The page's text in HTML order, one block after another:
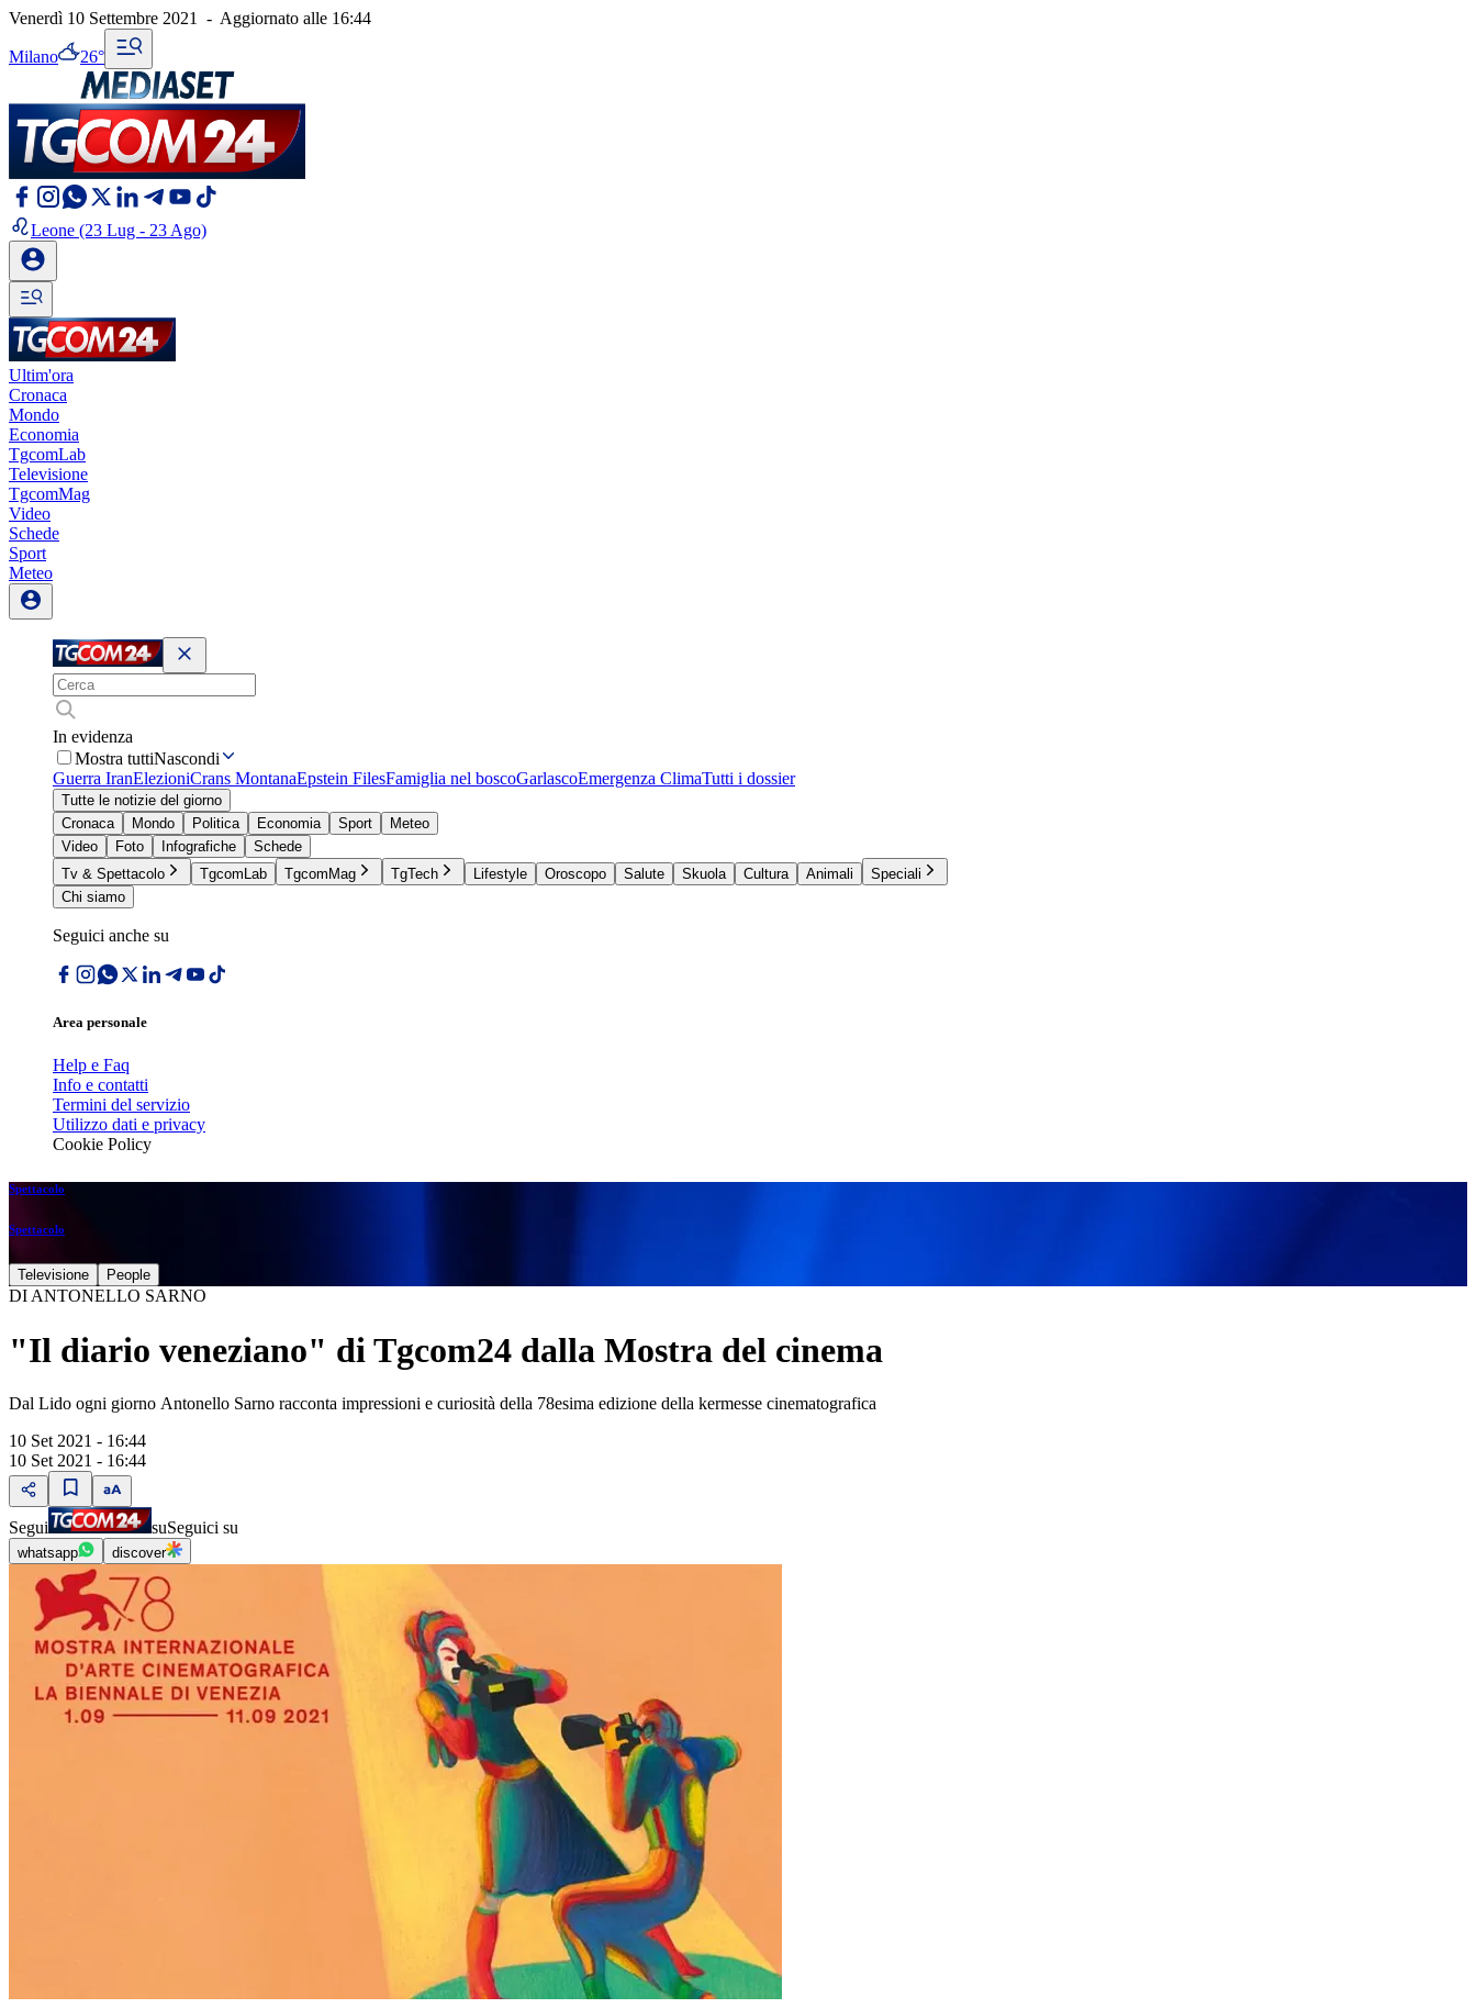
Venerdì 10 Settembre 2021 - Aggiornato alle 16:44
Milano 26°
Leone (23 Lug - 23 Ago)
Ultim'ora
Cronaca
Mondo
Economia
TgcomLab
Televisione
TgcomMag
Video
Schede
Sport
Meteo
In evidenza
Mostra tuttiNascondi
Guerra IranElezioniCrans MontanaEpstein FilesFamiglia nel boscoGarlascoEmergenza ClimaTutti i dossier
Tutte le notizie del giorno
Cronaca
Mondo Politica Economia Sport
Meteo
Video
Foto Infografiche
Schede
Tv & Spettacolo
TgcomLab TgcomMag TgTech Lifestyle Oroscopo Salute Skuola Cultura Animali
Speciali
Chi siamo
Seguici anche su
Area personale
Help e Faq
Info e contatti
Termini del servizio
Utilizzo dati e privacy
Cookie Policy
Spettacolo
Spettacolo
Televisione People
DI ANTONELLO SARNO
"Il diario veneziano" di Tgcom24 dalla Mostra del cinema
Dal Lido ogni giorno Antonello Sarno racconta impressioni e curiosità della 78esima edizione della kermesse cinematografica
10 Set 2021 - 16:44
10 Set 2021 - 16:44
Segui suSeguici su
whatsapp discover